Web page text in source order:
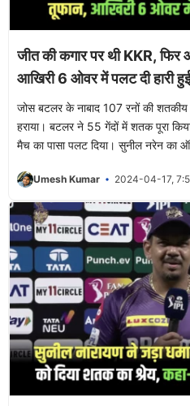
जीत की कगार पर थी KKR,
आखिरी 6 ओवर में पलट दी हारी
जोस बटलर के नाबाद 107 रनों की
हराया। बटलर ने 55 गेंदों में शतक पूरा
मैच का पासा पलट दिया। सुनील नरेन का
Umesh Kumar 2024-04-17,